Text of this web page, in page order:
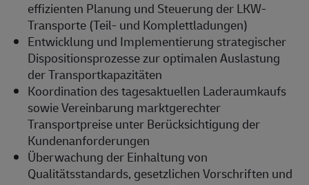
effizienten Planung und Steuerung der LKW-
Transporte (Teil- und Komplettladungen)
Entwicklung und Implementierung strategischer
Dispositionsprozesse zur optimalen Auslastung
der Transportkapazitäten
Koordination des tagesaktuellen Laderaumkaufs
sowie Vereinbarung marktgerechter
Transportpreise unter Berücksichtigung der
Kundenanforderungen
Überwachung der Einhaltung von
Qualitätsstandards, gesetzlichen Vorschriften und